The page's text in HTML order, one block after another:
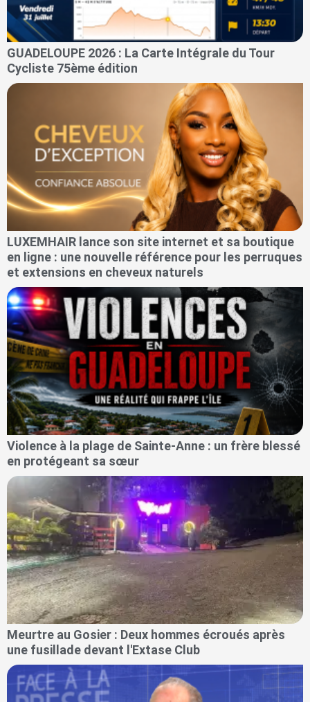
GUADELOUPE 2026 : La Carte Intégrale du Tour
Cycliste 75ème édition
LUXEMHAIR lance son site internet et sa boutique
en ligne : une nouvelle référence pour les perruques
et extensions en cheveux naturels
Violence à la plage de Sainte-Anne : un frère blessé
en protégeant sa sœur
Meurtre au Gosier : Deux hommes écroués après
une fusillade devant l'Extase Club